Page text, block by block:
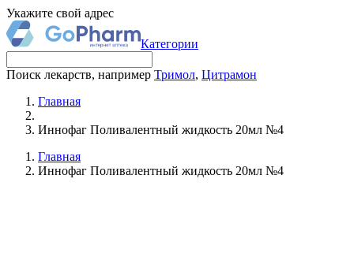
Укажите свой адрес
Категории
Поиск лекарств, например Тримол, Цитрамон
Главная
Иннофаг Поливалентный жидкость 20мл №4
Главная
Иннофаг Поливалентный жидкость 20мл №4